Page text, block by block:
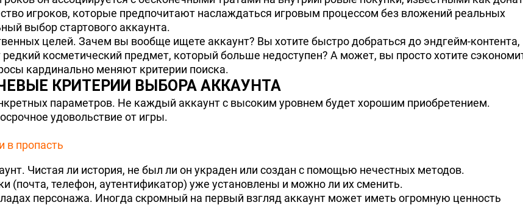
игроков, которые предпочитают наслаждаться игровым процессом без вложений реальных
выбор стартового аккаунта.
целей. Зачем вы вообще ищете аккаунт? Вы хотите быстро добраться до эндгейм-контента,
косметический предмет, который больше недоступен? А может, вы просто хотите
кардинально меняют критерии поиска.
КРИТЕРИИ ВЫБОРА АККАУНТА
параметров. Не каждый аккаунт с высоким уровнем будет хорошим приобретением.
удовольствие от игры.
пропасть
Чистая ли история, не был ли он украден или создан с помощью нечестных методов.
(почта, телефон, аутентификатор) уже установлены и можно ли их сменить.
персонажа. Иногда скромный на первый взгляд аккаунт может иметь огромную ценность